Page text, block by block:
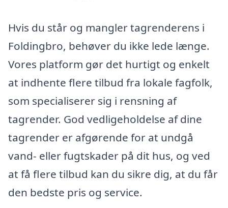
Hvis du står og mangler tagrenderens i
Foldingbro, behøver du ikke lede længe.
Vores platform gør det hurtigt og enkelt
at indhente flere tilbud fra lokale fagfolk,
som specialiserer sig i rensning af
tagrender. God vedligeholdelse af dine
tagrender er afgørende for at undgå
vand- eller fugtskader på dit hus, og ved
at få flere tilbud kan du sikre dig, at du får
den bedste pris og service.